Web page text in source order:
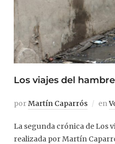
Los viajes del
porMartín Caparrós en
La segunda crónica de Los
realizada por Martín